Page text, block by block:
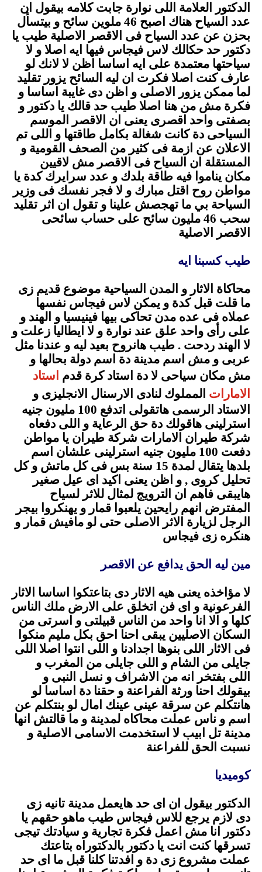
الدكتور العلامة اللى نوارة جابت كلامه بيقول ان
عدد السياح هناك اصبح 46 ملوين سائح و بيتسأل
بحزن عن عدد السياح فى الاقصر الاصلية طيب يا
دكتور حد حكالك لاس فيجاس فيها ايه اصلا و لا
سياحتها معتمدة على ايه اساسا اظن لا لانك لو
عارف كنت اصلا فكرت ان ليه السائح يزور تقليد
لما ممكن يزور الاصلى و اظن دى غايبة اساسا و
فكرة مش من هنا اصلا طيب حد قالك يا دكتور و
بصفتى واحد اقصرى يعنى ان الاقصر الموسم
السياحى دة كانت شغالة بكامل طاقتها و اللى تم
الاعلان عن ازمة فى كثير من الصحف القومية و
المستقلة ان السياح فى الاقصر مش لاقيين
مكان يناموا فيه طاقة بلدك و عدد سرايرك كدة يا
مواطن روح اقتل مبارك و لا فجر نفسك فى وزير
السياحة بي ما تهجصش علينا و تقول ان اثر تقليد
سحب 46 مليون سائح على حساب سائحى
الاقصر الاصلية
طيب كسبنا ايه
محاكاة الاثار و المدن السياحية موضوع قديم زى
ما قلت قبل كدة و يمكن لاس فيجاس نفسها
عملاه فى عده مدن تحاكى بيها فينيسيا و الهند و
على رأى واحد علق عند نوارة و لا ايطاليا زعلت و
لا الهند ردحت . طيب هانروح بعيد ليه و عندنا مثل
عربى و مش اسم مدينة دة اسم دولة بحالها و
مش مكان سياحى لا دة استاد كرة قدم استاد
الامارات المملوك لنادى الارسنال الانجليزى و
الاستاد الرسمى هاتقولى اتدفع 100 مليون جنيه
استرلينى هاقولك دة حق الرعاية و اللى دفعاه
شركة طيران الامارات شركة طيران يا مواطن
دفعت 100 مليون جنيه استرلينى علشان اسم
بلدها يتقال لمدة 15 سنة بس فى كل ماتش و كل
تحليل كروى , و اظن يعنى اكيد اى عيل صغير
هايبقى فاهم ان الترويج لمثال للاثر لسياح
المفترض انهم رايحين يلعبوا قمار و يهنكروا بيجر
الرجل لزيارة الاثر الاصلى حتى لو مافيش قمار و
هنكره زى فيجاس
مين ليه الحق يدافع عن الاقصر
لا مؤاخذه يعنى هيه الاثار دى بتاعتكوا اساسا الاثار
الفرعونية و اى فن اتخلق على الارض ملك الناس
كلها و الا انا واحد من الناس قبيلتى و اسرتى من
السكان الاصليين يبقى احنا احق بكل مليم منكوا
فى الاثار اللى بنوها اجدادنا و اللى انتوا اصلا اللى
جايلى من الشام و اللى جايلى من المغرب و
اللى بفتخر انه من الاشراف و نسل النبى و
بيقولك احنا ورثة الفراعنة و حقنا دة اساسا لو
هانتكلم عن سرقة عينى عينك امال لو بنتكلم عن
اسم و ناس عملت محاكاه لمدينة و ما قالتش انها
مدينة تل ابيب لا استخدمت الاسامى الاصلية و
نسبت الحق للفراعنة
كوميديا
الدكتور بيقول ان اى حد هايعمل مدينة تانيه زى
دى لازم يرجع للاس فيجاس طيب ماهو حقهم يا
دكتور انا مش اعمل فكرة تجارية و سيادتك تيجى
تسرقها كنت انت يا دكتور بالدكتوراه بتاعتك
عملت مشروع زى دة و افدتنا كلنا قبل ما اى حد